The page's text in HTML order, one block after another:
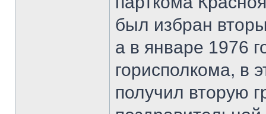
был избран
а в январе 1976
горисполкома, в
получил вторую